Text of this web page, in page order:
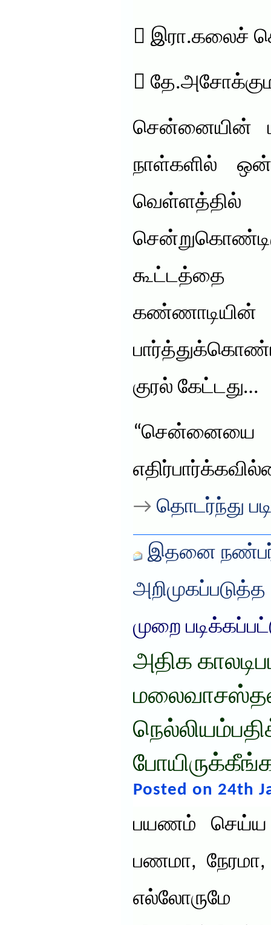
 இரா.கலைச்

சென்னையின்
நாள்களில்
குரல் கேட்டது…
→ தொடர்ந்து
இதனை
அறிமுகப்படுத்த
முறை
அதிக
Posted on 24th
பயணம் செய்ய
பணமா,